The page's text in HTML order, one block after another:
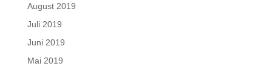
August 2019
Juli 2019
Juni 2019
Mai 2019